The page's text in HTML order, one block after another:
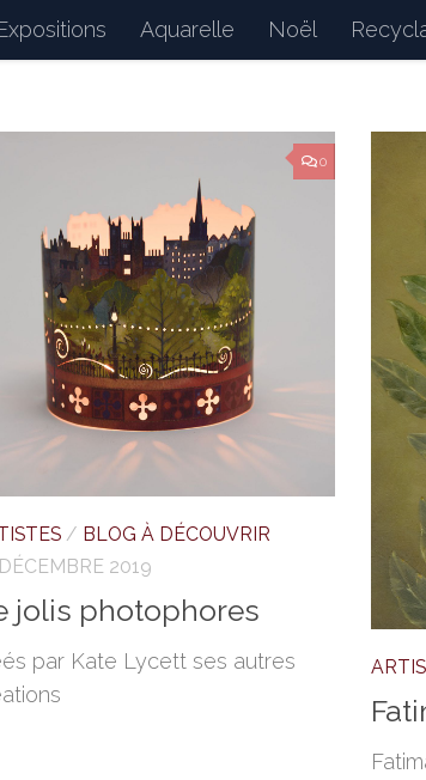
Aquarelle Noël
: petits bonheurs du quotidien,
0
/ BLOG À DÉCOUVRIR
2019
jolis photophores
par Kate Lycett ses autres